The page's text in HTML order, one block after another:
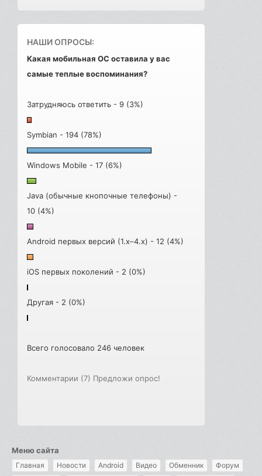
НАШИ ОПРОСЫ:
Какая мобильная ОС оставила у вас
самые теплые воспоминания?
Затрудняюсь ответить - 9 (3%)
Symbian - 194 (78%)
Windows Mobile - 17 (6%)
Java (обычные кнопочные телефоны) -
10 (4%)
Android первых версий (1.x–4.x) - 12 (4%)
iOS первых поколений - 2 (0%)
Другая - 2 (0%)
Всего голосовало 246 человек
Комментарии (7) Предложи опрос!
Меню сайта
Главная Новости Android Видео Обменник Форум